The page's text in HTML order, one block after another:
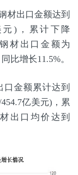
材出口金额达到
元)，累计下降
材出口金额为
比增长11.5%。
口金额累计达到
亿美元)，累
出口均价达到